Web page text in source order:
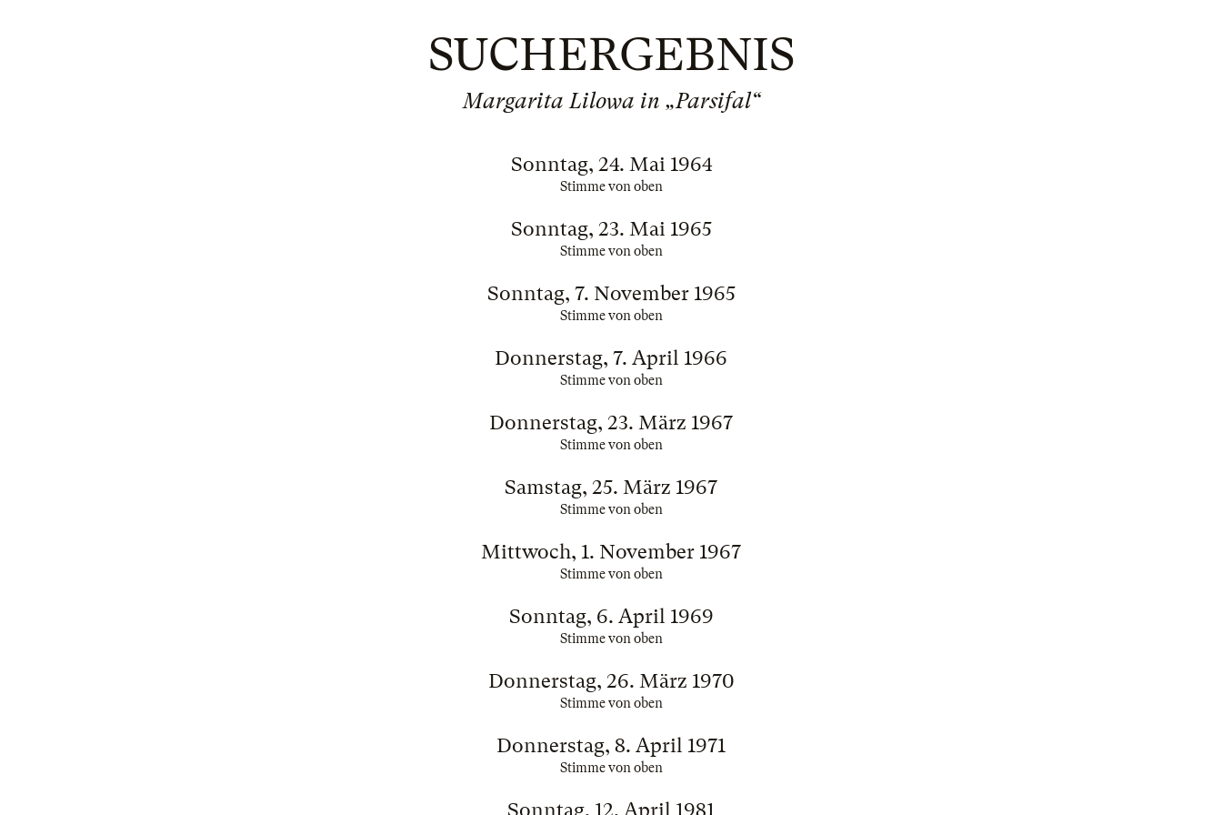
SUCHERGEBNIS
Margarita Lilowa in „Parsifal“
Sonntag, 24. Mai 1964
Stimme von oben
Sonntag, 23. Mai 1965
Stimme von oben
Sonntag, 7. November 1965
Stimme von oben
Donnerstag, 7. April 1966
Stimme von oben
Donnerstag, 23. März 1967
Stimme von oben
Samstag, 25. März 1967
Stimme von oben
Mittwoch, 1. November 1967
Stimme von oben
Sonntag, 6. April 1969
Stimme von oben
Donnerstag, 26. März 1970
Stimme von oben
Donnerstag, 8. April 1971
Stimme von oben
Sonntag, 12. April 1981